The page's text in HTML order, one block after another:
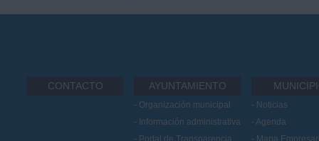
CONTACTO AYUNTAMIENTO
Organización municipal
Información administrativa
Portal de Transparencia
Noticias
Agenda
Mapa